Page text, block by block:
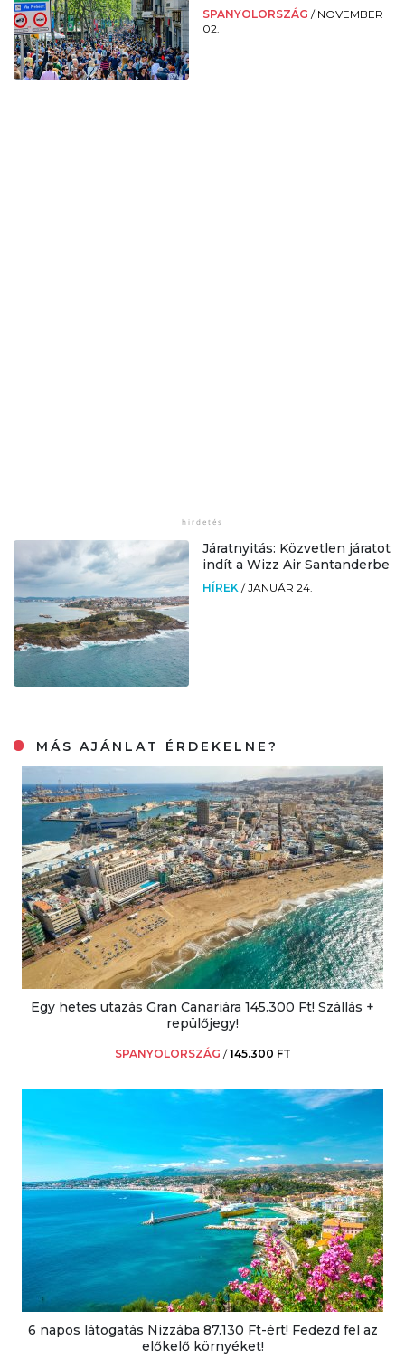
SPANYOLORSZÁG / NOVEMBER
02.
Járatnyitás: Közvetlen járatot
indít a Wizz Air Santanderbe
HÍREK /JANUÁR 24.
MÁS AJÁNLAT ÉRDEKELNE?
Egy hetes utazás Gran Canariára 145.300 Ft! Szállás +
repülőjegy!
SPANYOLORSZÁG /145.300 FT
6 napos látogatás Nizzába 87.130 Ft-ért! Fedezd fel az
előkelő környéket!